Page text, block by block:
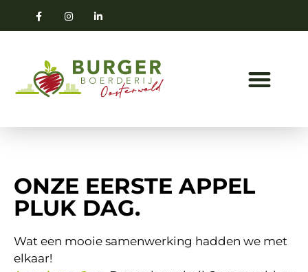
ONZE EERSTE APPEL
PLUK DAG.
Wat een mooie samenwerking hadden we met
elkaar!